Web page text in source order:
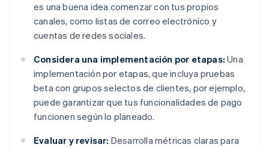
es una buena idea comenzar con tus propios
canales, como listas de correo electrónico y
cuentas de redes sociales.
Considera una implementación por etapas: Una
implementación por etapas, que incluya pruebas
beta con grupos selectos de clientes, por ejemplo,
puede garantizar que tus funcionalidades de pago
funcionen según lo planeado.
Evaluar y revisar: Desarrolla métricas claras para